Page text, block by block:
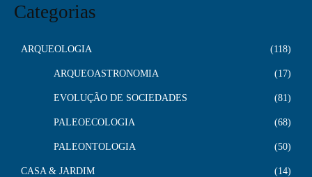
Categorias
ARQUEOLOGIA 118
ARQUEOASTRONOMIA 17
EVOLUÇÃO DE SOCIEDADES 81
PALEOECOLOGIA 68
PALEONTOLOGIA 50
CASA & JARDIM 14